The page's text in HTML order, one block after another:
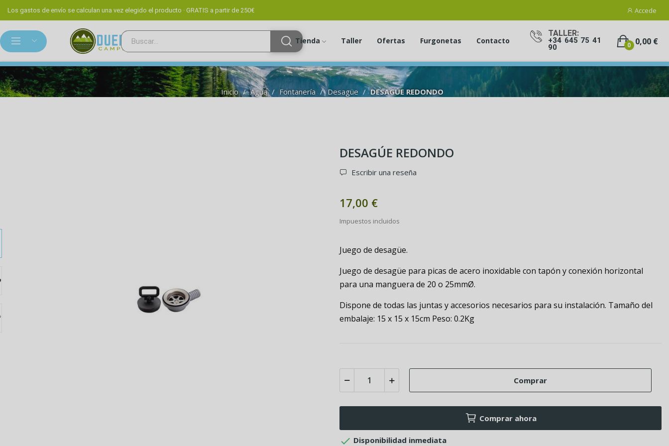
Los gastos de envío se calculan una vez elegido el producto · GRATIS a partir de 250€ Accede
Tienda Taller Ofertas Furgonetas Contacto
TALLER:
+34 645 75 41
90
0,00 €
0
Inicio Agua Fontanería Desagüe DESAGÚE REDONDO
DESAGÚE REDONDO
Escribir una reseña
17,00 €
Impuestos incluidos
Juego de desagüe.
Juego de desagüe para picas de acero inoxidable con tapón y conexión horizontal
para una manguera de 20 o 25mmØ.
Dispone de todas las juntas y accesorios necesarios para su instalación. Tamaño del
embalaje: 15 x 15 x 15cm Peso: 0.2Kg
Comprar
Comprar ahora
 Disponibilidad inmediata